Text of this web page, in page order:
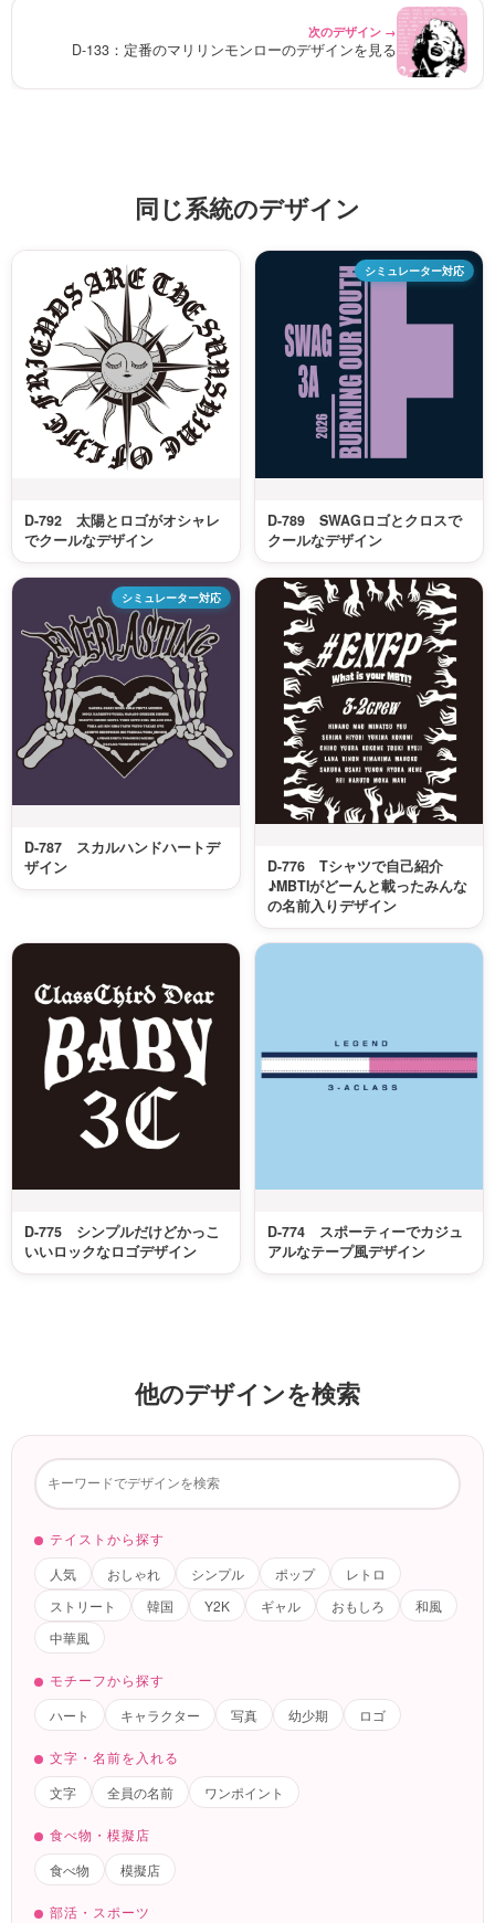
次のデザイン →
D-133：定番のマリリンモンローのデザインを見る
同じ系統のデザイン
D-792 太陽とロゴがオシャレ
でクールなデザイン
シミュレーター対応
D-789 SWAGロゴとクロスで
クールなデザイン
シミュレーター対応
D-787 スカルハンドハートデ
ザイン
D-776 Tシャツで自己紹介
♪MBTIがどーんと載ったみんな
の名前入りデザイン
D-775 シンプルだけどかっこ
いいロックなロゴデザイン
D-774 スポーティーでカジュ
アルなテープ風デザイン
他のデザインを検索
テイストから探す
人気
おしゃれ シンプル ポップ
レトロ
ストリート
韓国 Y2K ギャル おもしろ
和風
中華風
モチーフから探す
ハート
キャラクター 写真 幼少期 ロゴ
文字・名前を入れる
文字
全員の名前 ワンポイント
食べ物・模擬店
食べ物
模擬店
部活・スポーツ